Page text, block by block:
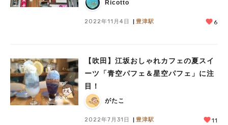
Ricotto
2022年11月4日 豊津駅 6
【吹田】江坂おしゃれカフェの夏スイ
ーツ「青空パフェ＆星空パフェ」に注
目！
がたこ
2022年7月31日 豊津駅 11